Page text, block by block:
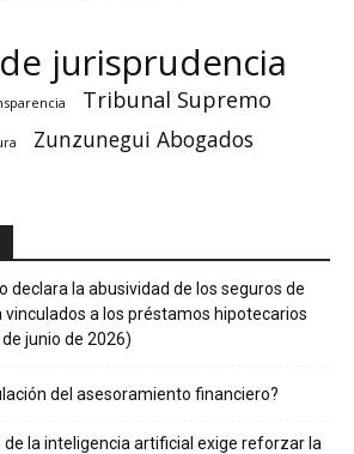
jurisprudencia
Tribunal Supremo
Zunzunegui Abogados
declara la abusividad de los seguros de
vinculados a los préstamos hipotecarios
junio de 2026)
del asesoramiento financiero?
de la inteligencia artificial exige reforzar la